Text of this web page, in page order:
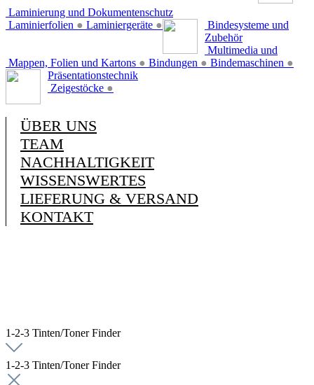
Laminierung und Dokumentenschutz
Laminierfolien ● Laminiergeräte ●
Bindesysteme und
Zubehör
Mappen, Folien und Kartons ● Bindungen ● Bindemaschinen ●
Multimedia und
Präsentationstechnik
Zeigestöcke ●
ÜBER UNS
TEAM
NACHHALTIGKEIT
WISSENSWERTES
LIEFERUNG & VERSAND
KONTAKT
1-2-3 Tinten/Toner Finder
1-2-3 Tinten/Toner Finder